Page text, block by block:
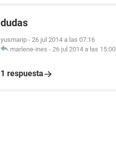
dudas
yusmarip - 26 jul 2014 a las 07:16
marlene-ines - 26 jul 2014 a las 15:00
1 respuesta